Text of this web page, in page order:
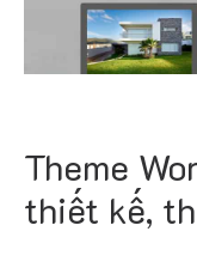
Theme
thiết kế,